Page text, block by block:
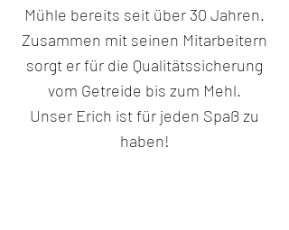
Mühle bereits seit über 30 Jahren.
Zusammen mit seinen Mitarbeitern
sorgt er für die Qualitätssicherung
vom Getreide bis zum Mehl.
Unser Erich ist für jeden Spaß zu
haben!